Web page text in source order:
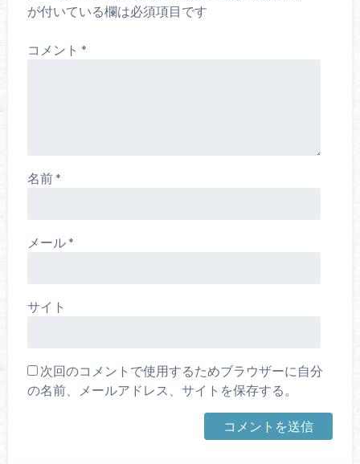
が付いている欄は必須項目です
コメント *
名前*
メール*
サイト
次回のコメントで使用するためブラウザーに自分
の名前、メールアドレス、サイトを保存する。